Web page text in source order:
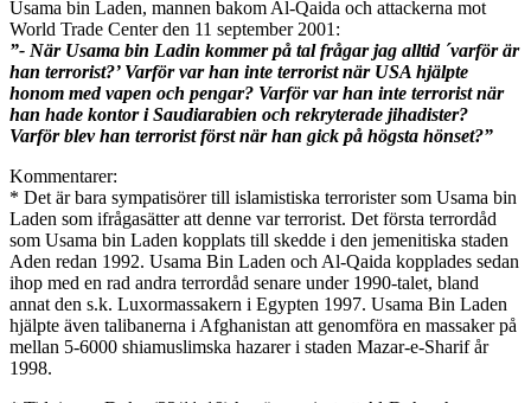
Usama bin Laden, mannen bakom Al-Qaida och attackerna mot
World Trade Center den 11 september 2001:
”- När Usama bin Ladin kommer på tal frågar jag alltid ´varför är
han terrorist?’ Varför var han inte terrorist när USA hjälpte
honom med vapen och pengar? Varför var han inte terrorist när
han hade kontor i Saudiarabien och rekryterade jihadister?
Varför blev han terrorist först när han gick på högsta hönset?”
Kommentarer:
* Det är bara sympatisörer till islamistiska terrorister som Usama bin
Laden som ifrågasätter att denne var terrorist. Det första terrordåd
som Usama bin Laden kopplats till skedde i den jemenitiska staden
Aden redan 1992. Usama Bin Laden och Al-Qaida kopplades sedan
ihop med en rad andra terrordåd senare under 1990-talet, bland
annat den s.k. Luxormassakern i Egypten 1997. Usama Bin Laden
hjälpte även talibanerna i Afghanistan att genomföra en massaker på
mellan 5-6000 shiamuslimska hazarer i staden Mazar-e-Sharif år
1998.